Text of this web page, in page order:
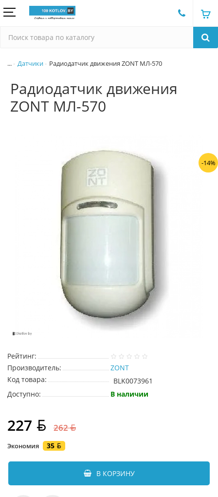
... Датчики Радиодатчик движения ZONT МЛ-570
Радиодатчик движения
ZONT МЛ-570
-14%
Рейтинг:
Производитель:
ZONT
Код товара:
BLK0073961
Доступно:
В наличии
227 262
Экономия 35
В КОРЗИНУ